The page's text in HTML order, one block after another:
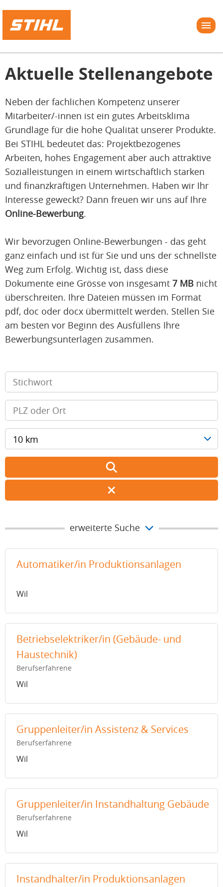
Aktuelle Stellenangebote
Neben der fachlichen Kompetenz unserer
Mitarbeiter/-innen ist ein gutes Arbeitsklima
Grundlage für die hohe Qualität unserer Produkte.
Bei STIHL bedeutet das: Projektbezogenes
Arbeiten, hohes Engagement aber auch attraktive
Sozialleistungen in einem wirtschaftlich starken
und finanzkräftigen Unternehmen. Haben wir Ihr
Interesse geweckt? Dann freuen wir uns auf Ihre
Online-Bewerbung.
Wir bevorzugen Online-Bewerbungen - das geht
ganz einfach und ist für Sie und uns der schnellste
Weg zum Erfolg. Wichtig ist, dass diese
Dokumente eine Grösse von insgesamt 7 MB nicht
überschreiten. Ihre Dateien müssen im Format
pdf, doc oder docx übermittelt werden. Stellen Sie
am besten vor Beginn des Ausfüllens Ihre
Bewerbungsunterlagen zusammen.
10 km
erweiterte Suche
Automatiker/in Produktionsanlagen
Wil
Betriebselektriker/in (Gebäude- und
Haustechnik)
Berufserfahrene
Wil
Gruppenleiter/in Assistenz & Services
Berufserfahrene
Wil
Gruppenleiter/in Instandhaltung Gebäude
Berufserfahrene
Wil
Instandhalter/in Produktionsanlagen